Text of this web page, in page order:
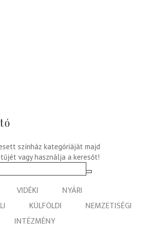
színház kategóriáját majd
vagy használja a keresőt!
VIDÉKI
NYÁRI
KÜLFÖLDI
NEMZETISÉGI
INTÉZMÉNY